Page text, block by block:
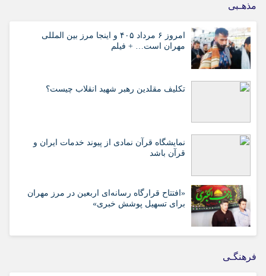
مذهـبی
امروز ۶ مرداد ۴۰۵ و اینجا مرز بین المللی
مهران است… + فیلم
تکلیف مقلدین رهبر شهید انقلاب چیست؟
نمایشگاه قرآن نمادی از پیوند خدمات ایران و
قرآن باشد
«افتتاح قرارگاه رسانه‌ای اربعین در مرز مهران
برای تسهیل پوشش خبری»
فرهنگـی